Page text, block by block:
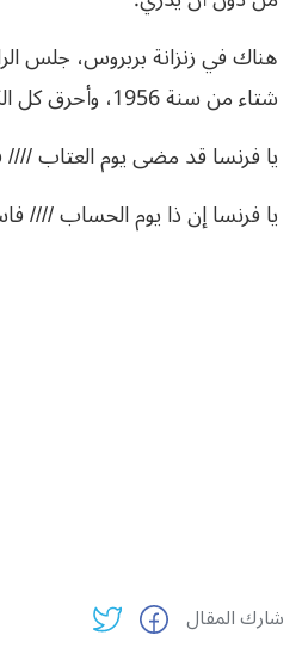
هناك في زنزانة بربروس، جلس
شتاء من سنة 1956، وأحرق كل الكلام، باللهب المقدس:
يا فرنسا قد مضى يوم العتاب ////
يا فرنسا إن ذا يوم الحساب ////
شارك المقال